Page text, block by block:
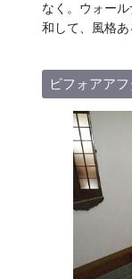
なく。ウォー
和して、風格あ
ビフォアア